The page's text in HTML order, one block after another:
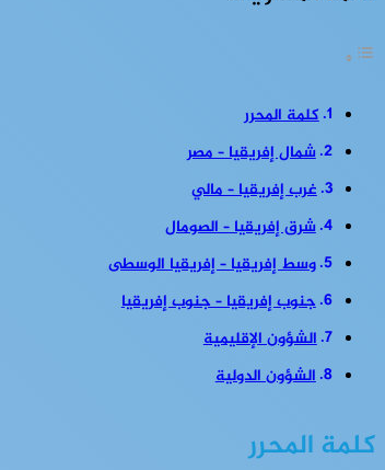
كلمة المحرر
شمال إفريقيا – مصر
غرب إفريقيا – مالي
شرق إفريقيا – الصومال
وسط إفريقيا – إفريقيا الوسطى
جنوب إفريقيا – جنوب إفريقيا
الشؤون الإقليمية
الشؤون الدولية
كلمة المحرر